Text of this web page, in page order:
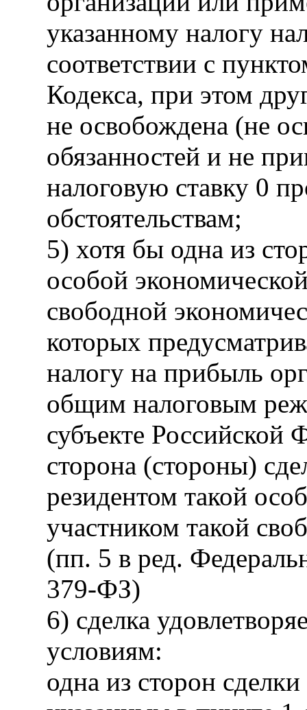
указанному налогу
соответствии с
Кодекса, при этом
не освобождена (не
обязанностей и не
налоговую ставку 0
обстоятельствам;
5) хотя бы одна из
особой
свободной
которых
налогу на прибыль
общим налоговым
субъекте Российской
сторона (стороны)
резидентом такой
участником такой
(пп. 5 в ред.
379-ФЗ)
6) сделка
условиям:
одна из сторон